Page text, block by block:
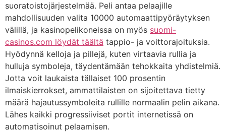
suoratoistojärjestelmää. Peli antaa pelaajille
mahdollisuuden valita 10000 automaattipyöräytyksen
välillä, ja kasinopelikoneissa on myös suomi-
casinos.com löydät täältä tappio- ja voittorajoituksia.
Hyödynnä kelloja ja pillejä, kuten virtaavia rullia ja
hulluja symboleja, täydentämään tehokkaita yhdistelmiä.
Jotta voit laukaista tällaiset 100 prosentin
ilmaiskierrokset, ammattilaisten on sijoitettava tietty
määrä hajautussymboleita rullille normaalin pelin aikana.
Lähes kaikki progressiiviset portit internetissä on
automatisoinut pelaamisen.